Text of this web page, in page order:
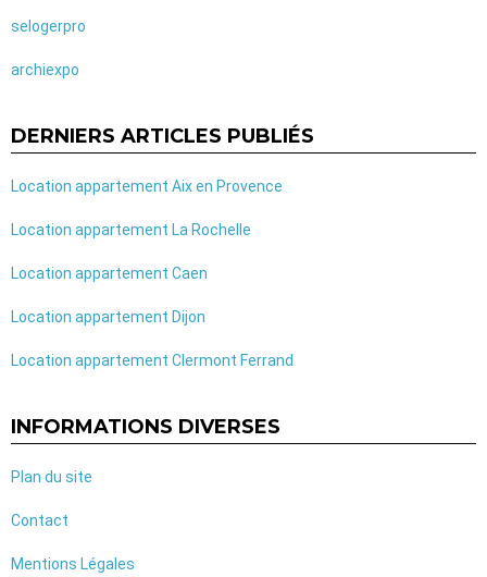
selogerpro
archiexpo
DERNIERS ARTICLES PUBLIÉS
Location appartement Aix en Provence
Location appartement La Rochelle
Location appartement Caen
Location appartement Dijon
Location appartement Clermont Ferrand
INFORMATIONS DIVERSES
Plan du site
Contact
Mentions Légales